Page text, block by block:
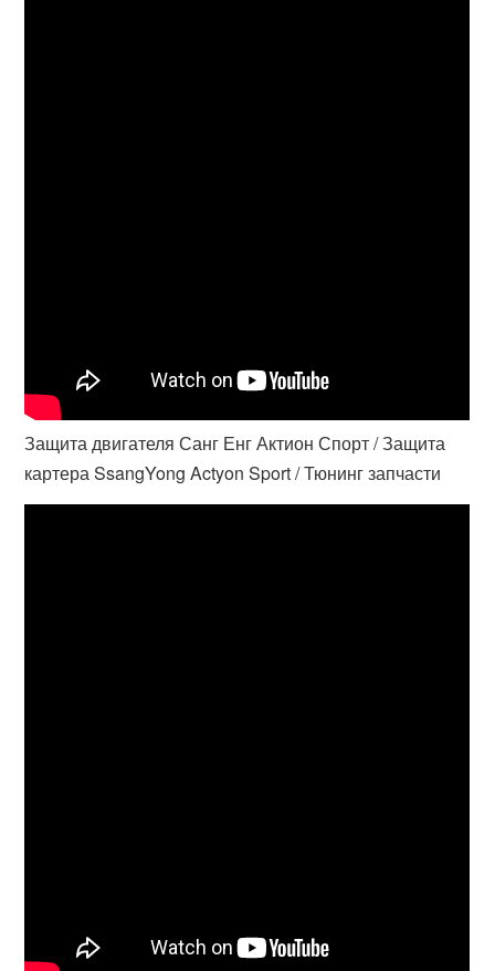
Защита двигателя Санг Енг Актион Спорт / Защита
картера SsangYong Actyon Sport / Тюнинг запчасти